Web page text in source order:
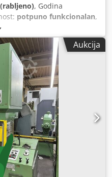
, Godina
potpuno funkcionalan,
600 mm, TEHNIČKE
između stupova: 1.350
600 mm Crjdpezk E A
x 800 mm Prostor za
stola: 800 mm
težina Potreban prostor: cca
stroja: cca 36.000 kg
Aukcija